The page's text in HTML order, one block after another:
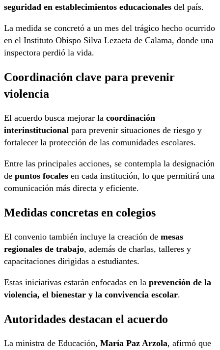
seguridad en establecimientos educacionales del país.
La medida se concretó a un mes del trágico hecho ocurrido
en el Instituto Obispo Silva Lezaeta de Calama, donde una
inspectora perdió la vida.
Coordinación clave para prevenir
violencia
El acuerdo busca mejorar la coordinación
interinstitucional para prevenir situaciones de riesgo y
fortalecer la protección de las comunidades escolares.
Entre las principales acciones, se contempla la designación
de puntos focales en cada institución, lo que permitirá una
comunicación más directa y eficiente.
Medidas concretas en colegios
El convenio también incluye la creación de mesas
regionales de trabajo, además de charlas, talleres y
capacitaciones dirigidas a estudiantes.
Estas iniciativas estarán enfocadas en la prevención de la
violencia, el bienestar y la convivencia escolar.
Autoridades destacan el acuerdo
La ministra de Educación, María Paz Arzola, afirmó que